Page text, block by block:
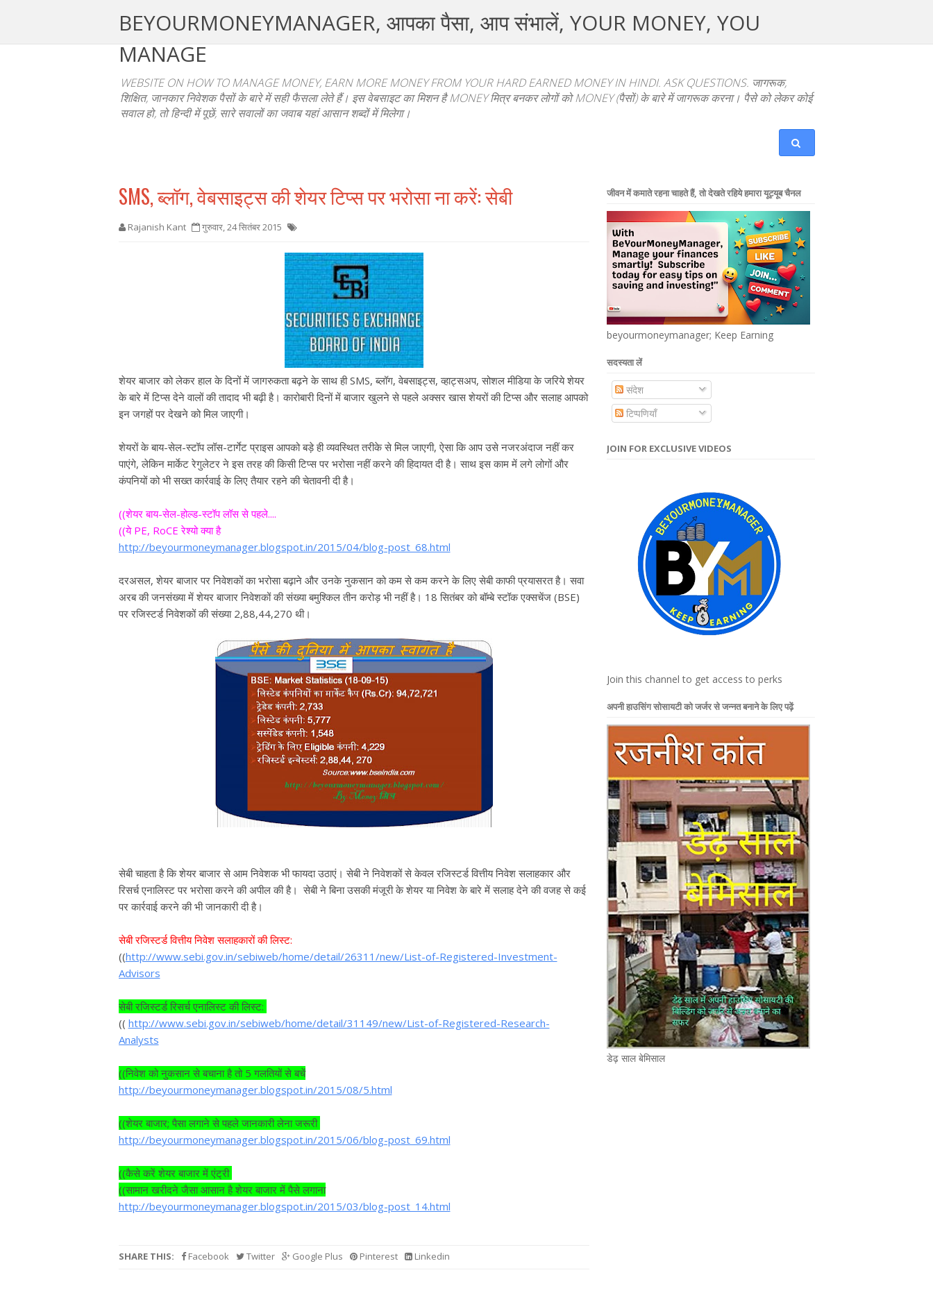
BEYOURMONEYMANAGER, आपका पैसा, आप संभालें, YOUR MONEY, YOU
MANAGE
WEBSITE ON HOW TO MANAGE MONEY, EARN MORE MONEY FROM YOUR HARD EARNED MONEY IN HINDI. ASK QUESTIONS. जागरूक,
शिक्षित, जानकार निवेशक पैसों के बारे में सही फैसला लेते हैं। इस वेबसाइट का मिशन है MONEY मित्र बनकर लोगों को MONEY (पैसों) के बारे में जागरूक करना। पैसे को लेकर कोई
सवाल हो, तो हिन्दी में पूछें, सारे सवालों का जवाब यहां आसान शब्दों में मिलेगा।
SMS, ब्लॉग, वेबसाइट्स की शेयर टिप्स पर भरोसा ना करें: सेबी
Rajanish Kant गुरुवार, 24 सितंबर 2015
शेयर बाजार को लेकर हाल के दिनों में जागरुकता बढ़ने के साथ ही SMS, ब्लॉग, वेबसाइट्स, व्हाट्सअप, सोशल मीडिया के जरिये शेयर
के बारे में टिप्स देने वालों की तादाद भी बढ़ी है। कारोबारी दिनों में बाजार खुलने से पहले अक्सर खास शेयरों की टिप्स और सलाह आपको
इन जगहों पर देखने को मिल जाएगी।
शेयरों के बाय-सेल-स्टॉप लॉस-टार्गेट प्राइस आपको बड़े ही व्यवस्थित तरीके से मिल जाएगी, ऐसा कि आप उसे नजरअंदाज नहीं कर
पाएंगे, लेकिन मार्केट रेगुलेटर ने इस तरह की किसी टिप्स पर भरोसा नहीं करने की हिदायत दी है। साथ इस काम में लगे लोगों और
कंपनियों को भी सख्त कार्रवाई के लिए तैयार रहने की चेतावनी दी है।
((शेयर बाय-सेल-होल्ड-स्टॉप लॉस से पहले....
((ये PE, RoCE रेश्यो क्या है
http://beyourmoneymanager.blogspot.in/2015/04/blog-post_68.html
दरअसल, शेयर बाजार पर निवेशकों का भरोसा बढ़ाने और उनके नुकसान को कम से कम करने के लिए सेबी काफी प्रयासरत है। सवा
अरब की जनसंख्या में शेयर बाजार निवेशकों की संख्या बमुश्किल तीन करोड़ भी नहीं है। 18 सितंबर को बॉम्बे स्टॉक एक्सचेंज (BSE)
पर रजिस्टर्ड निवेशकों की संख्या 2,88,44,270 थी।
सेबी चाहता है कि शेयर बाजार से आम निवेशक भी फायदा उठाएं। सेबी ने निवेशकों से केवल रजिस्टर्ड वित्तीय निवेश सलाहकार और
रिसर्च एनालिस्ट पर भरोसा करने की अपील की है। सेबी ने बिना उसकी मंजूरी के शेयर या निवेश के बारे में सलाह देने की वजह से कई
पर कार्रवाई करने की भी जानकारी दी है।
सेबी रजिस्टर्ड वित्तीय निवेश सलाहकारों की लिस्ट:
((http://www.sebi.gov.in/sebiweb/home/detail/26311/new/List-of-Registered-Investment-
Advisors
सेबी रजिस्टर्ड रिसर्च एनालिस्ट की लिस्ट:
(( http://www.sebi.gov.in/sebiweb/home/detail/31149/new/List-of-Registered-Research-
Analysts
((निवेश को नुकसान से बचाना है तो 5 गलतियों से बचें
http://beyourmoneymanager.blogspot.in/2015/08/5.html
((शेयर बाजार; पैसा लगाने से पहले जानकारी लेना जरूरी
http://beyourmoneymanager.blogspot.in/2015/06/blog-post_69.html
((कैसे करें शेयर बाजार में एंट्री
((सामान खरीदने जैसा आसान है शेयर बाजार में पैसे लगाना
http://beyourmoneymanager.blogspot.in/2015/03/blog-post_14.html
SHARE THIS: Facebook Twitter Google Plus Pinterest Linkedin
जीवन में कमाते रहना चाहते हैं, तो देखते रहिये हमारा यूट्यूब चैनल
beyourmoneymanager; Keep Earning
सदस्यता लें
संदेश
टिप्पणियाँ
JOIN FOR EXCLUSIVE VIDEOS
Join this channel to get access to perks
अपनी हाउसिंग सोसायटी को जर्जर से जन्नत बनाने के लिए पढ़ें
डेढ़ साल बेमिसाल